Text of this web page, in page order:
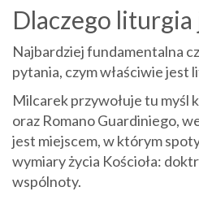
Dlaczego liturgia
Najbardziej fundamentalna
pytania, czym właściwie jest
Milcarek przywołuje tu myśl
oraz Romano Guardiniego,
jest miejscem, w którym
wymiary życia Kościoła:
wspólnoty.